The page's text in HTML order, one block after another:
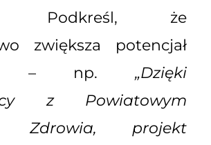
Podkreśl, że
zwiększa potencjał
– np. „Dzięki
z Powiatowym
Zdrowia, projekt